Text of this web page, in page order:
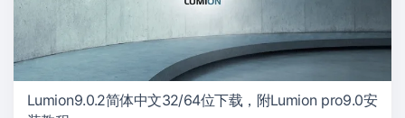
Lumion9.0.2简体中文32/64位下载，附Lumion pro9.0安